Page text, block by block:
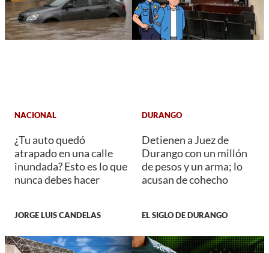
NACIONAL
¿Tu auto quedó
atrapado en una calle
inundada? Esto es lo que
nunca debes hacer
JORGE LUIS CANDELAS
DURANGO
Detienen a Juez de
Durango con un millón
de pesos y un arma; lo
acusan de cohecho
EL SIGLO DE DURANGO